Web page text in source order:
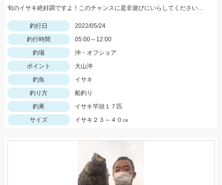
旬のイサキ絶好調ですよ！このチャンスに是非遊びにいらしてくださいね。
釣行日
2022/05/24
釣行時間
05:00～12:00
釣場
沖・オフショア
ポイント
大山沖
釣魚
イサキ
釣り方
船釣り
釣果
イサキ竿頭１７匹
サイズ
イサキ２３～４０㎝